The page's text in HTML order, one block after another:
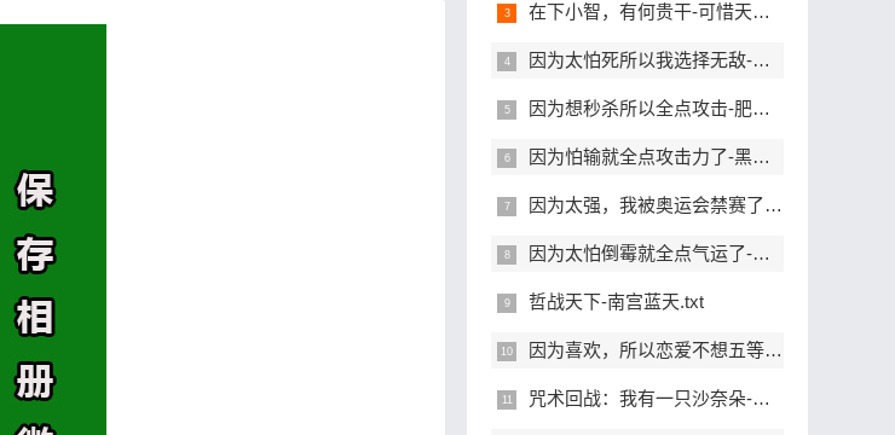
在下小智，有何贵干-可惜天下.txt
因为太怕死所以我选择无敌-疯狂的飞刀.txt
因为想秒杀所以全点攻击-肥龙果酱.txt
因为怕输就全点攻击力了-黑猫假面.txt
因为太强，我被奥运会禁赛了-八色猫.txt
因为太怕倒霉就全点气运了-亿点玄机.txt
哲战天下-南宫蓝天.txt
因为喜欢，所以恋爱不想五等分-咬一口苹果核.txt
咒术回战：我有一只沙奈朵-第三魔法使.txt